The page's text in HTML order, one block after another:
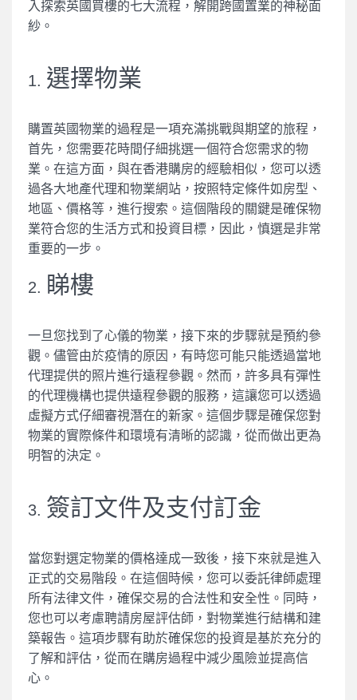
入探索英國買樓的七大流程，解開跨國置業的神秘面
紗。
1. 選擇物業
購置英國物業的過程是一項充滿挑戰與期望的旅程，
首先，您需要花時間仔細挑選一個符合您需求的物
業。在這方面，與在香港購房的經驗相似，您可以透
過各大地產代理和物業網站，按照特定條件如房型、
地區、價格等，進行搜索。這個階段的關鍵是確保物
業符合您的生活方式和投資目標，因此，慎選是非常
重要的一步。
2. 睇樓
一旦您找到了心儀的物業，接下來的步驟就是預約參
觀。儘管由於疫情的原因，有時您可能只能透過當地
代理提供的照片進行遠程參觀。然而，許多具有彈性
的代理機構也提供遠程參觀的服務，這讓您可以透過
虛擬方式仔細審視潛在的新家。這個步驟是確保您對
物業的實際條件和環境有清晰的認識，從而做出更為
明智的決定。
3. 簽訂文件及支付訂金
當您對選定物業的價格達成一致後，接下來就是進入
正式的交易階段。在這個時候，您可以委託律師處理
所有法律文件，確保交易的合法性和安全性。同時，
您也可以考慮聘請房屋評估師，對物業進行結構和建
築報告。這項步驟有助於確保您的投資是基於充分的
了解和評估，從而在購房過程中減少風險並提高信
心。